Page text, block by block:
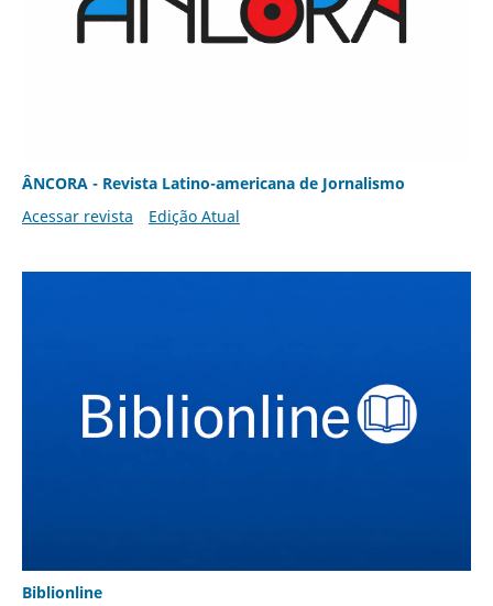
ÂNCORA - Revista Latino-americana de Jornalismo
Acessar revista
Edição Atual
Biblionline